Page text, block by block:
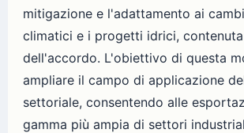
mitigazione e l'adattamento ai
climatici e i progetti idrici,
dell'accordo. L'obiettivo di questa
ampliare il campo di applicazione
settoriale, consentendo alle
gamma più ampia di settori